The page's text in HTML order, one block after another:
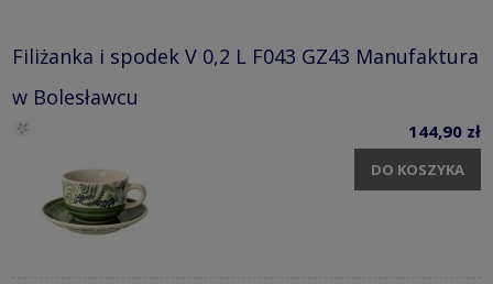
Filiżanka i spodek V 0,2 L F043 GZ43 Manufaktura
w Bolesławcu
144,90 zł
DO KOSZYKA